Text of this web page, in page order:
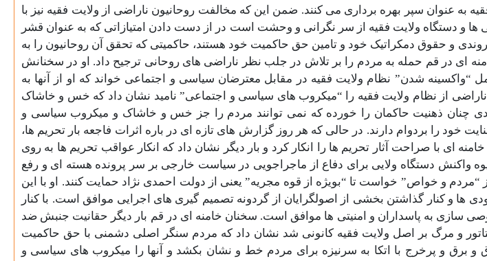
به عنوان سپر بهره برداری می کنند. ضمن این که مخالفت روحانیون ناراضی از ولایت فقیه نیز با
ها و دستگاه ولایت فقیه از سر نگرانی و وحشت است در از دست دادن امتیازاتی که به عنوان قشر
و حقوق دمکراتیک خود و تامین حق حاکمیت خود هستند، حاکمیتی که تحقق آن روحانیون را به
ای در قم حمله به مردم را بر تلاش در جلب نظر ناراضی های روحانی ترجیح داد. او در سخنانش
شدن” نظام ولایت فقیه در مقابل معترضان سياسی و اجتماعی خواند که او از آنها به
از نظام ولایت فقیه را “میکروب های سیاسی و اجتماعی” نامید نشان داد که خس و خاشاک
چنان ذهنیت حاکمان را خورده که نمی توانند مردم را جز خس و خاشاک و میکروب سیاسی و
خود را بردوام دارند. در حالی که هر روز گزارش های تازه ای در باره اثرات فاجعه بار تحریم ها،
ای با صراحت آثار تحریم ها را انکار کرد و بار دیگر نشان داد که انکار عواقب تحریم ها به روی
واکنش دستگاه ولایی برای دفاع از ماجراجویی در سیاست خارجی بر سر پرونده هسته ای و رفع
و خواص” خواست تا “بویژه از قوه مجریه” یعنی از دولت احمدی نژاد حمایت کنند. او با این
ها و کنار گذاشتن بخشی از اصولگرایان از گردونه تصمیم گیری های اجرایی موافق است. با کنار
سازی به پاسداران و امنیتی ها موافق است. سخنان خامنه ای در قم بار دیگر حقانیت جنبش ضد
و مرگ بر اصل ولایت فقیه کانونی شد نشان داد که مردم سنگر اصلی دشمنی با حق حاکمیت
و برق و پرخرج با اتکا به سرنیزه برای مردم خط و نشان بکشد و آنها را میکروب های سیاسی و